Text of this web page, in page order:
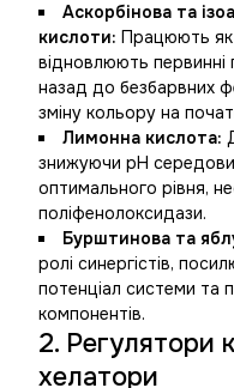
Аскорбінова та
кислоти: Працюють як
відновлюють первинні
назад до безбарвних
зміну кольору на
Лимонна кислота:
знижуючи рН
оптимального рівня,
поліфенолоксидази.
Бурштинова та
ролі синергістів,
потенціал системи та
компонентів.
2. Регулятори
хелатори